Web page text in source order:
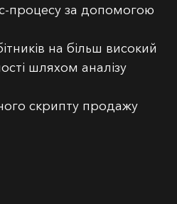
процесу за допомогою
на більш високий
шляхом аналізу
скрипту продажу